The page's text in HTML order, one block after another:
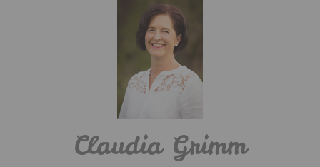
Claudia Grimm